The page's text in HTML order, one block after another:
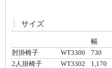
サイズ
幅
肘掛椅子
WT3300 730
2人掛椅子
WT3302 1,170